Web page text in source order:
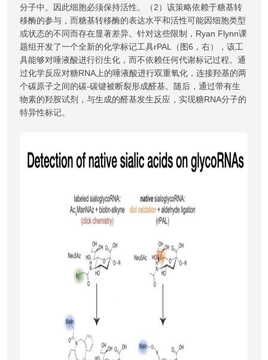
分子中。因此细胞必须保持活性。（2）该策略依赖于糖基转
移酶的参与，而糖基转移酶的表达水平和活性可能因细胞类型
或状态的不同而存在显著差异。针对这些限制，Ryan Flynn课
题组开发了一个全新的化学标记工具rPAL（图6，右），该工
具能够对唾液酸进行衍生化，而不依赖任何代谢标记过程。通
过化学反应对糖RNA上的唾液酸进行双重氧化，连接羟基的两
个碳原子之间的碳-碳键被断裂形成醛基。随后，通过带有生
物素的羟胺试剂，与生成的醛基发生反应，实现糖RNA分子的
特异性标记。